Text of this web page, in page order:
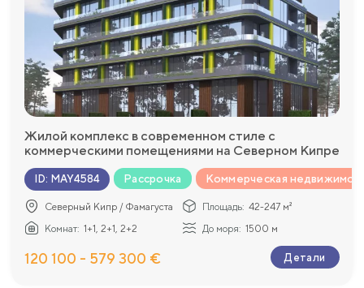
Жилой комплекс в современном стиле с
коммерческими помещениями на Северном Кипре
ID: MAY4584 Рассрочка Коммерческая
Северный Кипр / Фамагуста Площадь: 42-247 м²
Комнат: 1+1, 2+1, 2+2 До моря: 1500 м
120 100 - 579 300 € Детали